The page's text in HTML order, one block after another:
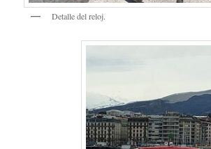
Detalle del reloj.